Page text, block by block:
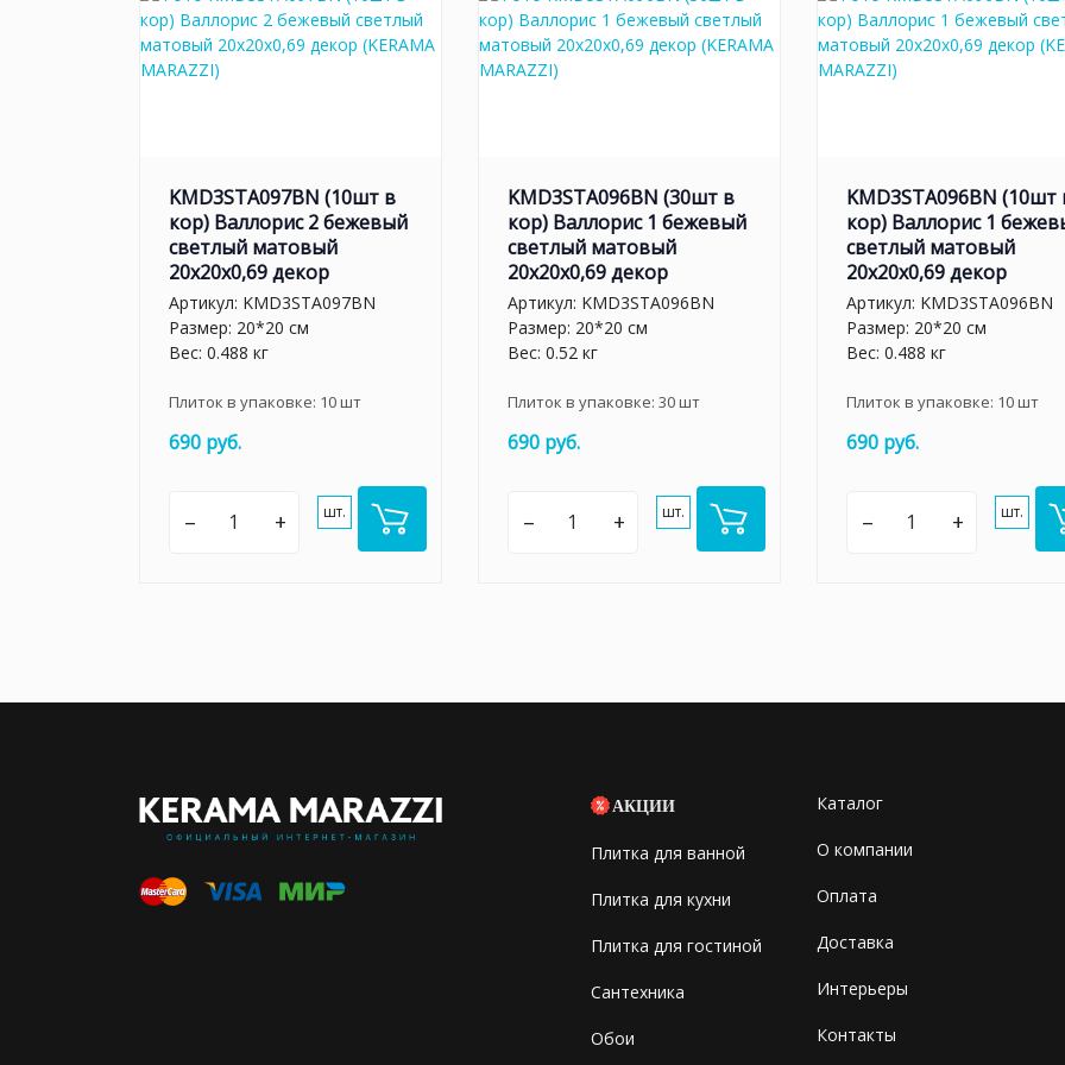
KMD3STA097BN (10шт в
кор) Валлорис 2 бежевый
светлый матовый
20x20x0,69 декор
Артикул: KMD3STA097BN
Размер: 20*20 см
Вес: 0.488 кг
Плиток в упаковке: 10шт
690 руб.
– + шт.
KMD3STA096BN (30шт в
кор) Валлорис 1 бежевый
светлый матовый
20x20x0,69 декор
Артикул: KMD3STA096BN
Размер: 20*20 см
Вес: 0.52 кг
Плиток в упаковке: 30шт
690 руб.
– + шт.
KMD3STA096BN (10шт
кор) Валлорис 1
светлый матовый
20x20x0,69 декор
Артикул: KMD3STA096BN
Размер: 20*20 см
Вес: 0.488 кг
Плиток в упаковке: 10шт
690 руб.
– + шт.
АКЦИИ
Плитка для ванной
Плитка для кухни
Плитка для гостиной
Сантехника
Обои
Каталог
О компании
Оплата
Доставка
Интерьеры
Контакты